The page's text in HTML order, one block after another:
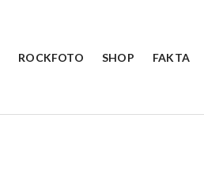
ROCKFOTO SHOP FAKTA